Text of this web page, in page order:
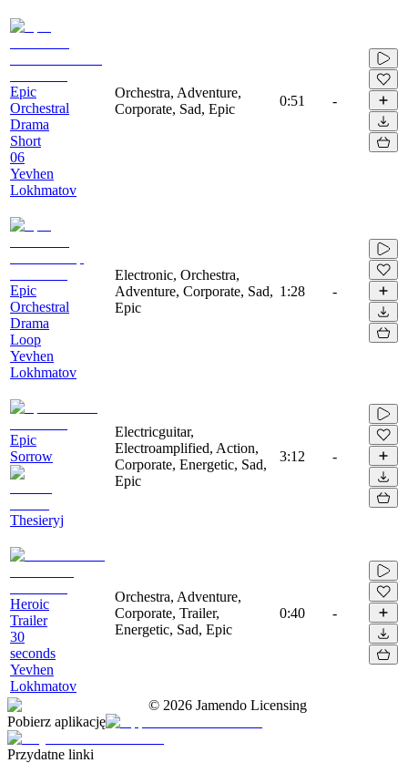
Epic
Orchestral
Drama
Short
06
Yevhen
Lokhmatov
Orchestra, Adventure,
Corporate, Sad, Epic
0:51 -
Epic
Orchestral
Drama
Loop
Yevhen
Lokhmatov
Electronic, Orchestra,
Adventure, Corporate, Sad,
Epic
1:28 -
Epic
Sorrow
Thesieryj
Electricguitar,
Electroamplified, Action,
Corporate, Energetic, Sad,
Epic
3:12 -
Heroic
Trailer
30
seconds
Yevhen
Lokhmatov
Orchestra, Adventure,
Corporate, Trailer,
Energetic, Sad, Epic
0:40 -
© 2026 Jamendo Licensing
Pobierz aplikację
Przydatne linki